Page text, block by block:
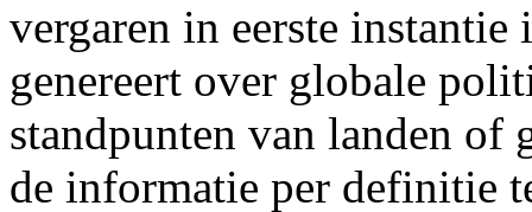
vergaren in eerste instantie
genereert over globale
standpunten van landen of
de informatie per definitie